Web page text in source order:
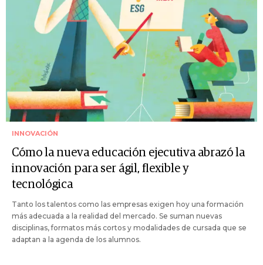
INNOVACIÓN
Cómo la nueva educación ejecutiva abrazó la
innovación para ser ágil, flexible y
tecnológica
Tanto los talentos como las empresas exigen hoy una formación
más adecuada a la realidad del mercado. Se suman nuevas
disciplinas, formatos más cortos y modalidades de cursada que se
adaptan a la agenda de los alumnos.